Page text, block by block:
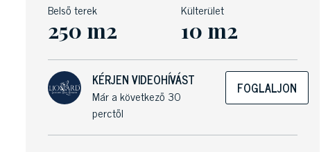
Belső terek
250 m2
Külterület
10 m2
KÉRJEN VIDEOHÍVÁST
Már a következő 30
perctől
FOGLALJON